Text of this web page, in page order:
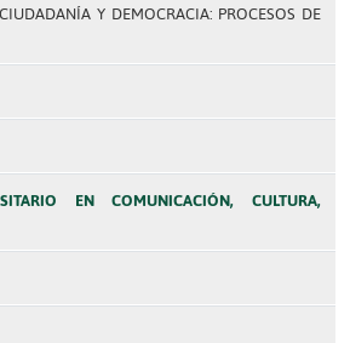
Y DEMOCRACIA: PROCESOS DE
EN COMUNICACIÓN, CULTURA,